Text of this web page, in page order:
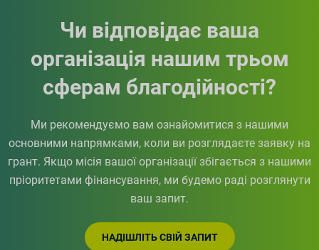
Чи відповідає ваша
організація нашим трьом
сферам благодійності?
Ми рекомендуємо вам ознайомитися з нашими
основними напрямками, коли ви розглядаєте заявку на
грант. Якщо місія вашої організації збігається з нашими
пріоритетами фінансування, ми будемо раді розглянути
ваш запит.
НАДІШЛІТЬ СВІЙ ЗАПИТ